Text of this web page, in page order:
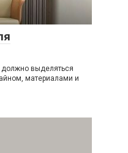
выделяться
материалами и